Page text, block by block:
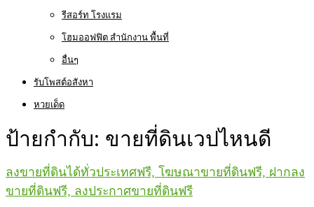
รีสอร์ท โรงแรม
โฮมออฟฟิต สำนักงาน พื้นที่
อื่นๆ
รับโพสต์อสังหา
หวยเด็ด
ป้ายกำกับ: ขายที่ดินเวปไหนดี
ลงขายที่ดินได้ทั่วประเทศฟรี, โฆษณาขายที่ดินฟรี, ฝากลง
ขายที่ดินฟรี, ลงประกาศขายที่ดินฟรี